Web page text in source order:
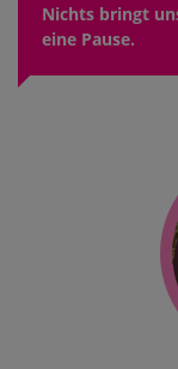
Nichts bringt
eine Pause.